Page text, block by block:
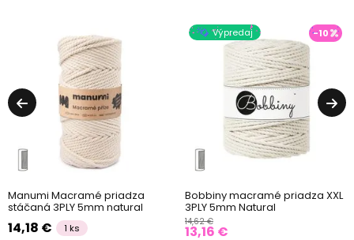
Manumi Macramé priadza
stáčaná 3PLY 5mm natural
14,18 € 1 ks
Výpredaj -10
Bobbiny macramé priadza XXL
3PLY 5mm Natural
14,62 €
13,16 €